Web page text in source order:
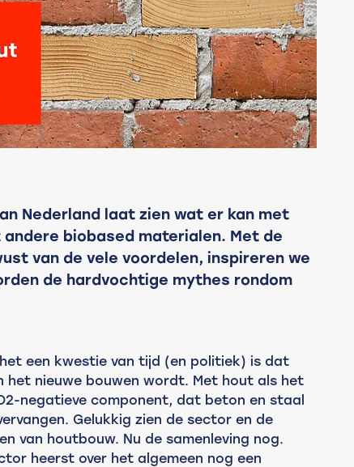
Nederland laat zien wat er kan met
biobased materialen. Met de
van de vele voordelen, inspireren we
de hardvochtige mythes rondom
een kwestie van tijd (en politiek) is dat
het nieuwe bouwen wordt. Met hout als het
negatieve component, dat beton en staal
Gelukkig zien de sector en de
van houtbouw. Nu de samenleving nog.
heerst over het algemeen nog een